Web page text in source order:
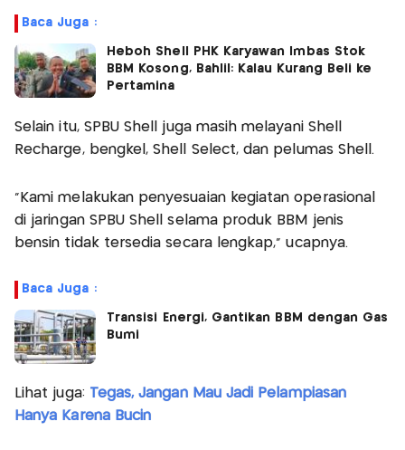
Baca Juga :
Heboh Shell PHK Karyawan Imbas Stok
BBM Kosong, Bahlil: Kalau Kurang Beli ke
Pertamina
Selain itu, SPBU Shell juga masih melayani Shell
Recharge, bengkel, Shell Select, dan pelumas Shell.
"Kami melakukan penyesuaian kegiatan operasional
di jaringan SPBU Shell selama produk BBM jenis
bensin tidak tersedia secara lengkap," ucapnya.
Baca Juga :
Transisi Energi, Gantikan BBM dengan Gas
Bumi
Lihat juga: Tegas, Jangan Mau Jadi Pelampiasan
Hanya Karena Bucin